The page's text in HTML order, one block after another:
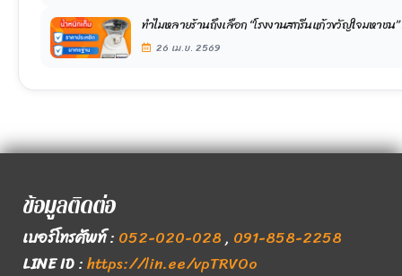
ทำไมหลายร้านถึงเลือก “โรงงานสกรีนแก้วขวัญใจมหาชน
26 เม.ย. 2569
ข้อมูลติดต่อ
เบอร์โทรศัพท์: 052-020-028, 091-858-2258
LINE ID:https://lin.ee/vpTRVOo